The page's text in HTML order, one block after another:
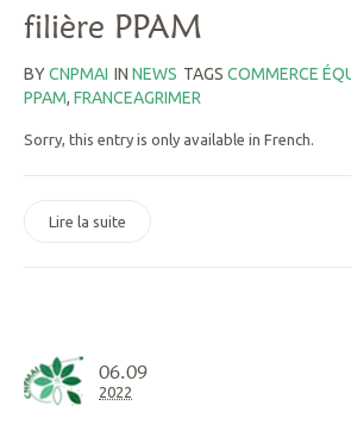
filière PPAM
BYCNPMAI IN NEWS TAGS COMMERCE
PPAM, FRANCEAGRIMER
Sorry, this entry is only available in French.
Lire la suite
06.09
2022